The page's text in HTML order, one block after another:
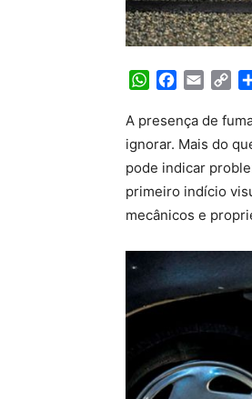
WhatsApp
Facebook
Email
A presença de
ignorar. Mais do
pode indicar
primeiro indício
mecânicos e